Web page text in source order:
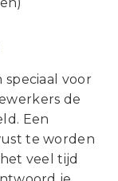
voor
de
Een
te worden
veel tijd